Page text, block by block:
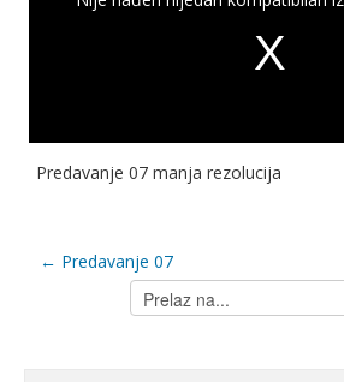
Predavanje 07 manja rezolucija
← Predavanje 07
Prelaz
na...